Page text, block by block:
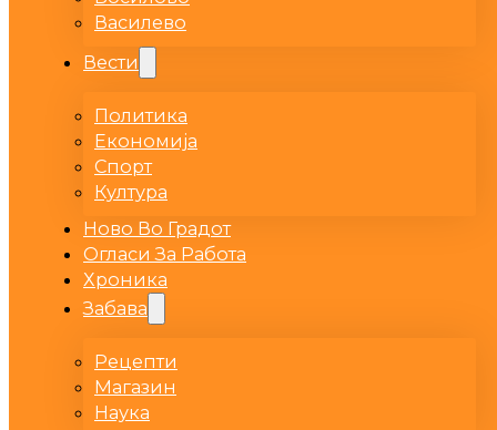
Василево
Вести
Политика
Економија
Спорт
Култура
Ново Во Градот
Огласи За Работа
Хроника
Забава
Рецепти
Магазин
Наука